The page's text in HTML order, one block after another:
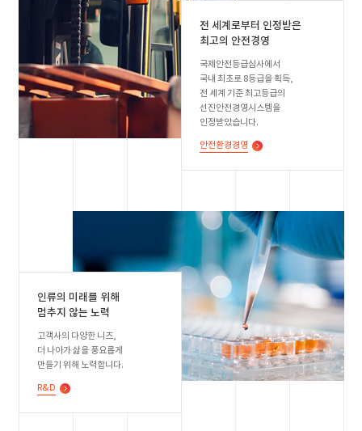
전 세계로부터 인정받은
최고의 안전경영
국제안전등급심사에서
국내 최초로 8등급을 획득,
전 세계 기준 최고등급의
선진안전경영시스템을
인정받았습니다.
안전환경경영
인류의 미래를 위해
멈추지 않는 노력
고객사의 다양한 니즈,
더 나아가 삶을 풍요롭게
만들기 위해 노력합니다.
R&D